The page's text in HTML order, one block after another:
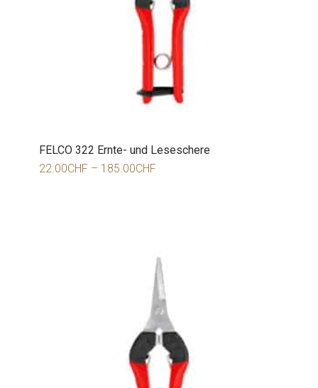
FELCO 322 Ernte- und Leseschere
22.00CHF – 185.00CHF